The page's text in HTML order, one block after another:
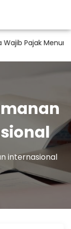
Pajak Menurut
internasional